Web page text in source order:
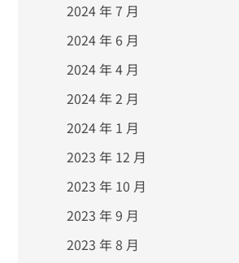
2024 年 7 月
2024 年 6 月
2024 年 4 月
2024 年 2 月
2024 年 1 月
2023 年 12 月
2023 年 10 月
2023 年 9 月
2023 年 8 月